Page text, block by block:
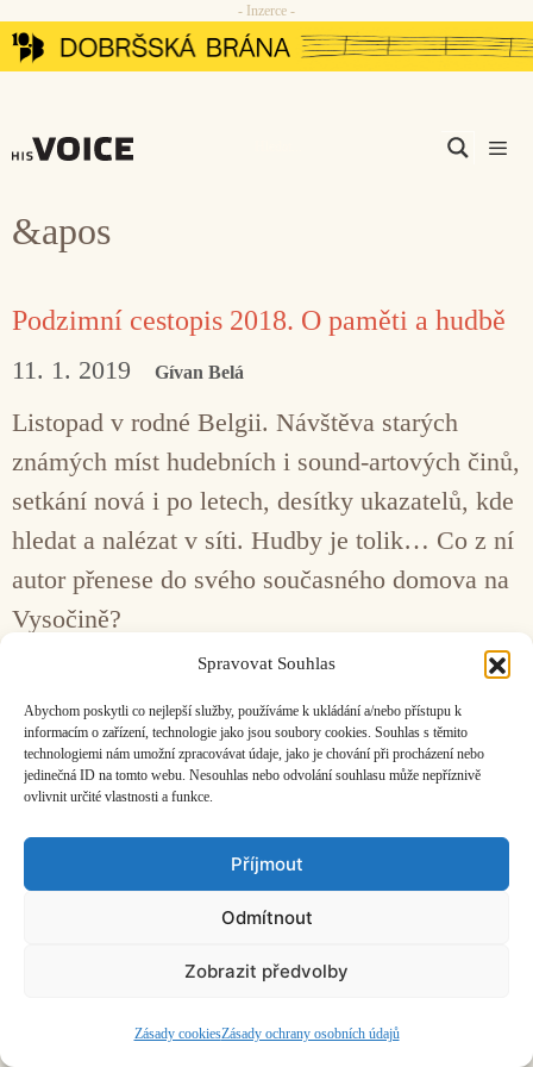
Spravovat Souhlas
Abychom poskytli co nejlepší služby, používáme k ukládání a/nebo přístupu k
informacím o zařízení, technologie jako jsou soubory cookies. Souhlas s těmito
technologiemi nám umožní zpracovávat údaje, jako je chování při procházení nebo
jedinečná ID na tomto webu. Nesouhlas nebo odvolání souhlasu může nepříznivě
ovlivnit určité vlastnosti a funkce.
Příjmout
Odmítnout
Zobrazit předvolby
Zásady cookiesZásady ochrany osobních údajů
Přeskočit
na
- Inzerce -
&apos
Podzimní cestopis 2018. O paměti a hudbě
11. 1. 2019 Gívan Belá
Listopad v rodné Belgii. Návštěva starých
známých míst hudebních i sound-artových činů,
setkání nová i po letech, desítky ukazatelů, kde
hledat a nalézat v síti. Hudby je tolik… Co z ní
autor přenese do svého současného domova na
Vysočině?
Facebook
Bandcamp
Mail
ČASOPIS O JINÉ HUDBĚ | vydáváHudební informační středisko
založeno 2001 | Kontaktujte nás:info@hisvoice.cz
©2026 HISvoice – design a admin